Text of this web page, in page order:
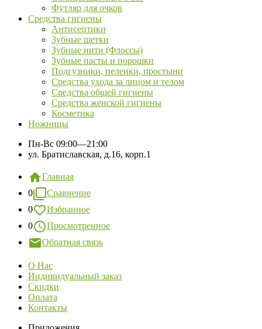
Футляр для очков
Средства гигиены
Антисептики
Зубные щетки
Зубные нити (Флоссы)
Зубные пасты и порошки
Подгузники, пеленки, простыни
Средства ухода за лицом и телом
Средства общей гигиены
Средства женской гигиены
Косметика
Ножницы
Пн-Вс 09:00—21:00
ул. Братиславская, д.16, корп.1
Главная
0
Сравнение
0
Избранное
0
Просмотренное
Обратная связь
О Нас
Индивидуальный заказ
Скидки
Оплата
Контакты